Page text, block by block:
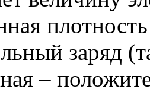
плотность
заряд
–